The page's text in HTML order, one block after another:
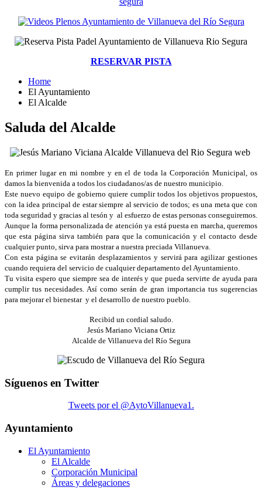
RESERVAR PISTA
Home
El Ayuntamiento
El Alcalde
Saluda del Alcalde
En primer lugar en mi nombre y en el de toda la Corporación Municipal, os
damos la bienvenida a todos los ciudadanos/as de nuestro municipio.
Este nuevo equipo de gobierno quiere cumplir todos los objetivos propuestos,
con la idea principal de estar siempre al servicio de todos; es una meta que con
toda seguridad y gracias al tesón y al esfuerzo de estas personas conseguiremos.
Aunque la forma personalizada de atención ya está puesta en marcha, queremos
que esta página sirva también para que la comunicación y el contacto desde
cualquier punto, sirva para mostrar a nuestra preciada Villanueva.
Con esta página se evitarán desplazamientos y servirá para agilizar gestiones
cuando requiera del servicio de cualquier departamento del Ayuntamiento.
Tu visita espero que siempre sea de interés y que pueda servirte de ayuda para
cumplir tus necesidades. Así como serán de gran importancia tus sugerencias
para mejorar el bienestar y el desarrollo de nuestro pueblo.
Recibid un cordial saludo.
Jesús Mariano Viciana Ortiz
Alcalde de Villanueva del Río Segura
Síguenos en Twitter
Tweets por el @AytoVillanueva1.
Ayuntamiento
El Ayuntamiento
El Alcalde
Corporación Municipal
Áreas y delegaciones